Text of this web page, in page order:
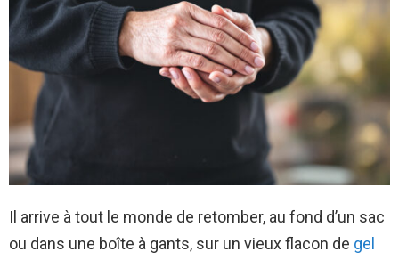
Il arrive à tout le monde de retomber, au fond d’un sac
ou dans une boîte à gants, sur un vieux flacon de gel